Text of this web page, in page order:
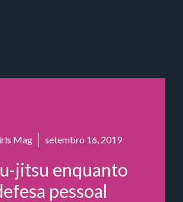
Mag setembro 16, 2019
jitsu enquanto
pessoal